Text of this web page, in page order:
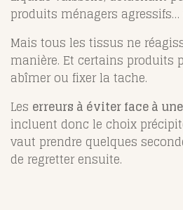
produits ménagers
Mais tous les tissus ne
manière. Et certains produits
abîmer ou fixer la tache.
Les erreurs à éviter face à
incluent donc le choix
vaut prendre quelques
de regretter ensuite.